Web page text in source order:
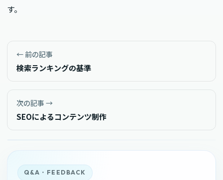
す。
← 前の記事
検索ランキングの基準
次の記事 →
SEOによるコンテンツ制作